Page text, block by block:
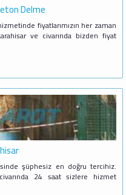
Delme
fiyatlarımızın her zaman
ve civarında bizden fiyat
şüphesiz en doğru tercihiz.
24 saat sizlere hizmet